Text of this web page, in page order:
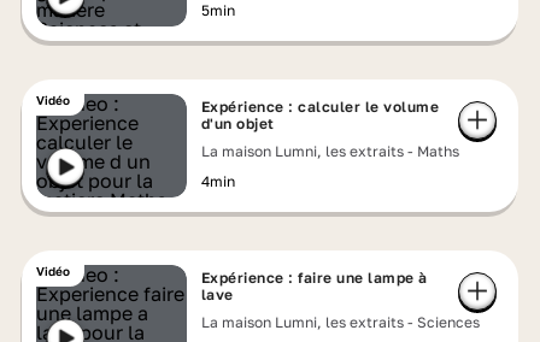
5min
Vidéo
Expérience : calculer le volume
d'un objet
La maison Lumni, les extraits - Maths
4min
Vidéo
Expérience : faire une lampe à
lave
La maison Lumni, les extraits - Sciences